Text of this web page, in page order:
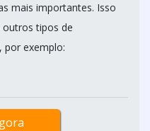
mais importantes. Isso
tipos de
por exemplo: